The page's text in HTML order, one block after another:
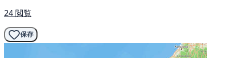
24 閲覧
保存